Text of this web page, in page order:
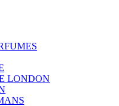
LONDON